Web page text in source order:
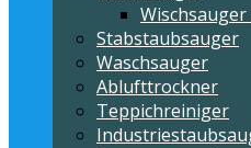
Stabstaubsauger
Waschsauger
Ablufttrockner
Teppichreiniger